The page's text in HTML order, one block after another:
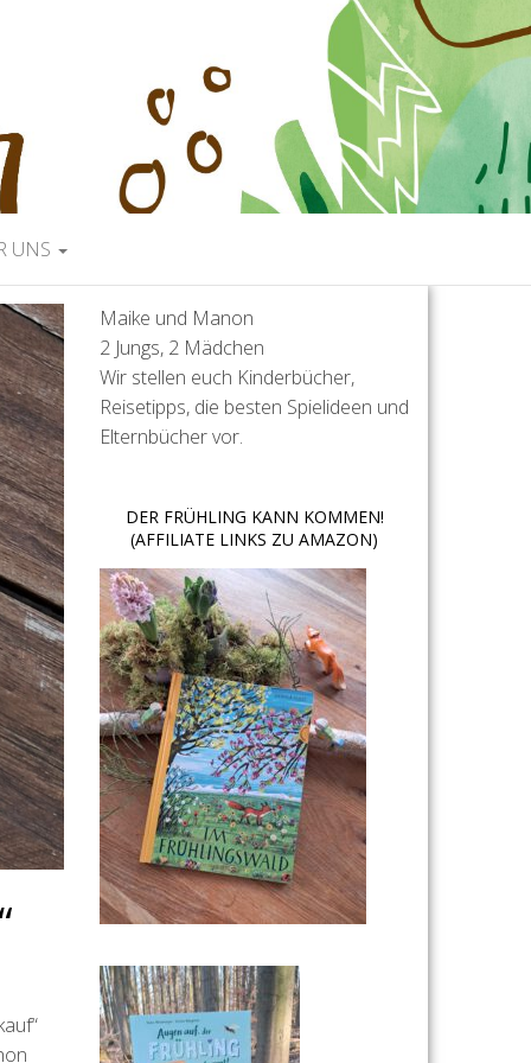
UNS
Maike und Manon
2 Jungs, 2 Mädchen
Wir stellen euch Kinderbücher,
Reisetipps, die besten Spielideen und
Elternbücher vor.
DER FRÜHLING KANN KOMMEN!
(AFFILIATE LINKS ZU AMAZON)